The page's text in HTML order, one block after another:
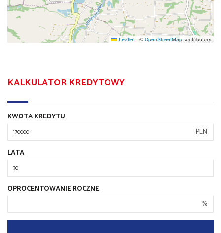
Leaflet | © OpenStreetMap contributors
KALKULATOR KREDYTOWY
KWOTA KREDYTU
PLN
LATA
OPROCENTOWANIE ROCZNE
%